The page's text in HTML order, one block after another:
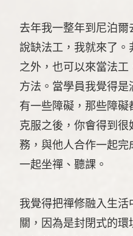
去年我一整年到尼泊
說缺法工，我就來了。
之外，也可以來當法
方法。當學員我覺得
有一些障礙，那些障
克服之後，你會得到
務，與他人合作一起
一起坐禪、聽課。
我覺得把禪修融入生活
關，因為是封閉式的環